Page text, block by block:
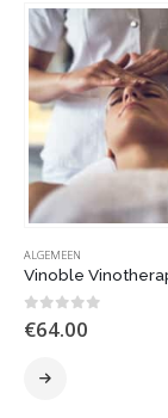
ALGEMEEN
0out of 5
€64.00